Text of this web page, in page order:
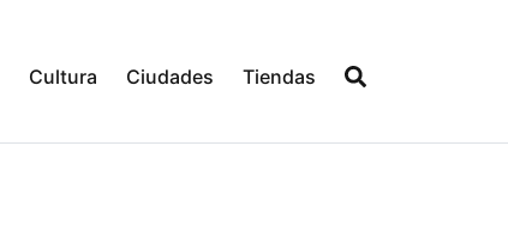
Cultura Ciudades Tiendas